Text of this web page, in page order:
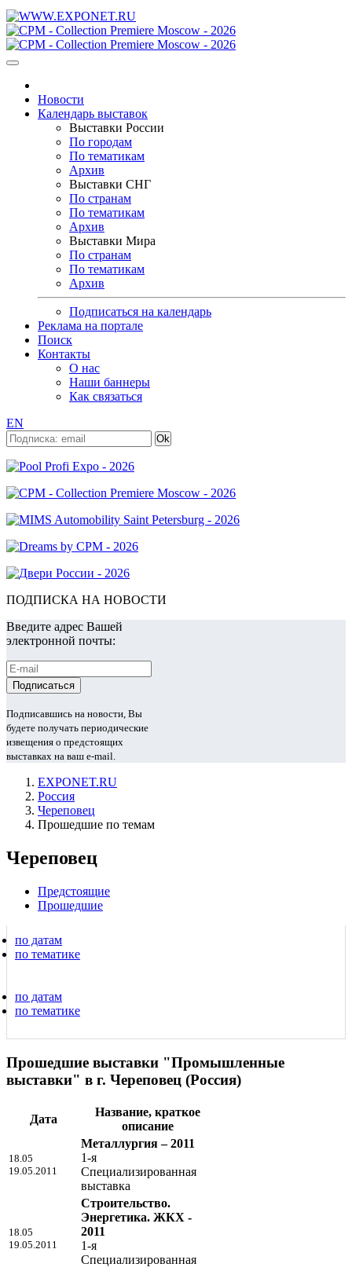
Новости
Календарь выставок
Выставки России
По городам
По тематикам
Архив
Выставки СНГ
По странам
По тематикам
Архив
Выставки Мира
По странам
По тематикам
Архив
Подписаться на календарь
Реклама на портале
Поиск
Контакты
О нас
Наши баннеры
Как связаться
EN
ПОДПИСКА НА НОВОСТИ
Введите адрес Вашей
электронной почты:
Подписавшись на новости, Вы
будете получать периодические
извещения о предстоящих
выставках на ваш e-mail.
EXPONET.RU
Россия
Череповец
Прошедшие по темам
Череповец
Предстоящие
Прошедшие
по датам
по тематике
по датам
по тематике
Прошедшие выставки "Промышленные
выставки" в г. Череповец (Россия)
Дата
Название, краткое
описание
18.05
19.05.2011
Металлургия – 2011
1-я
Специализированная
выставка
18.05
19.05.2011
Строительство.
Энергетика. ЖКХ -
2011
1-я
Специализированная